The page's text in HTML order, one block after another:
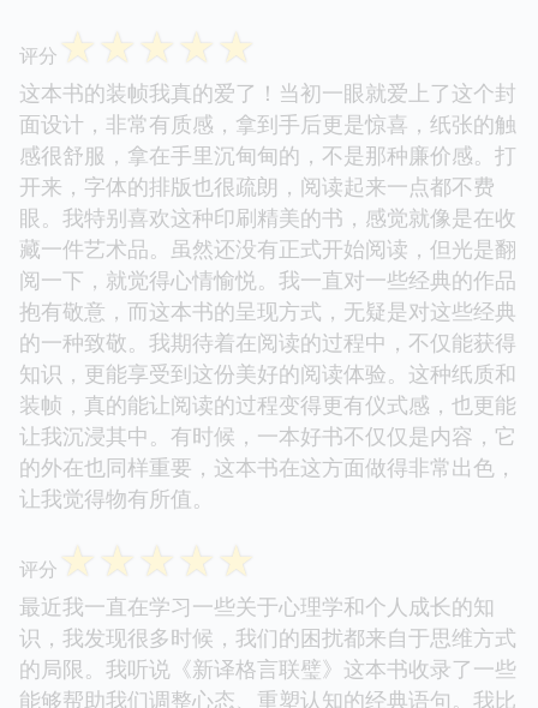
评分 ☆☆☆☆☆
这本书的装帧我真的爱了！当初一眼就爱上了这个封
面设计，非常有质感，拿到手后更是惊喜，纸张的触
感很舒服，拿在手里沉甸甸的，不是那种廉价感。打
开来，字体的排版也很疏朗，阅读起来一点都不费
眼。我特别喜欢这种印刷精美的书，感觉就像是在收
藏一件艺术品。虽然还没有正式开始阅读，但光是翻
阅一下，就觉得心情愉悦。我一直对一些经典的作品
抱有敬意，而这本书的呈现方式，无疑是对这些经典
的一种致敬。我期待着在阅读的过程中，不仅能获得
知识，更能享受到这份美好的阅读体验。这种纸质和
装帧，真的能让阅读的过程变得更有仪式感，也更能
让我沉浸其中。有时候，一本好书不仅仅是内容，它
的外在也同样重要，这本书在这方面做得非常出色，
让我觉得物有所值。
评分 ☆☆☆☆☆
最近我一直在学习一些关于心理学和个人成长的知
识，我发现很多时候，我们的困扰都来自于思维方式
的局限。我听说《新译格言联璧》这本书收录了一些
能够帮助我们调整心态、重塑认知的经典语句。我比